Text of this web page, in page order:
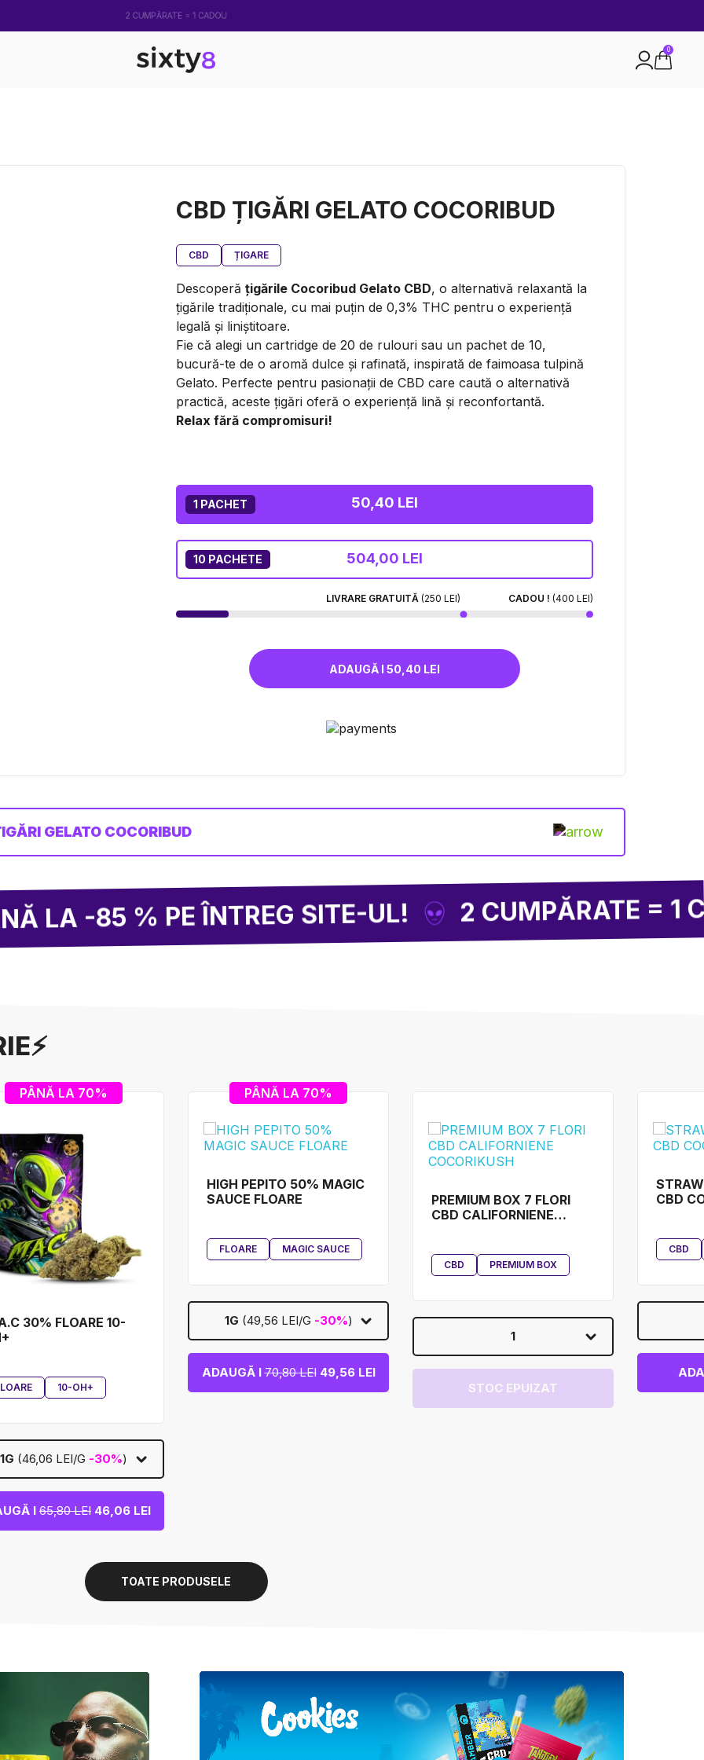
2 CUMPĂRATE = 1 CADOU
0
CBD ȚIGĂRI GELATO COCORIBUD
CBD ȚIGARE
Descoperă țigările Cocoribud Gelato CBD, o alternativă relaxantă la
țigările tradiționale, cu mai puțin de 0,3% THC pentru o experiență
legală și liniștitoare.
Fie că alegi un cartridge de 20 de rulouri sau un pachet de 10,
bucură-te de o aromă dulce și rafinată, inspirată de faimoasa tulpină
Gelato. Perfecte pentru pasionații de CBD care caută o alternativă
practică, aceste țigări oferă o experiență lină și reconfortantă.
Relax fără compromisuri!
1 PACHET 50,40 LEI
10 PACHETE 504,00 LEI
LIVRARE GRATUITĂ (250 LEI) CADOU ! (400 LEI)
ADAUGĂ I 50,40 LEI
GELATO COCORIBUD
% PE ÎNTREG SITE-UL! 2 CUMPĂRATE = 1 CADOU
PÂNĂ LA 70%
30% FLOARE 10-
10-OH+
1G (46,06 LEI/G -30%)
I 65,80 LEI 46,06 LEI
PÂNĂ LA 70%
HIGH PEPITO 50% MAGIC
SAUCE FLOARE
FLOARE MAGIC SAUCE
1G (49,56 LEI/G -30%)
ADAUGĂ I70,80 LEI49,56 LEI
PREMIUM BOX 7 FLORI
CBD CALIFORNIENE
CBD PREMIUM BOX
1
STOC EPUIZAT
CBD
CBD
TOATE PRODUSELE